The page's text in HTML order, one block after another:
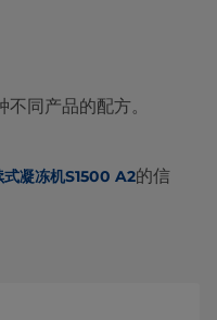
同产品的配方。
式凝冻机S1500 A2的信